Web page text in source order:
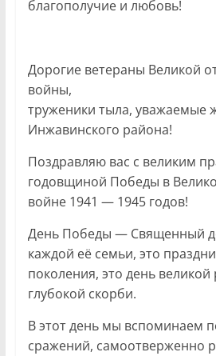
благополучие и любовь!
Дорогие ветераны Великой
войны,
труженики тыла, уважаемые
Инжавинского района!
Поздравляю вас с великим
годовщиной Победы в
войне 1941 — 1945 годов!
День Победы — Священный
каждой её семьи, это
поколения, это день великой
глубокой скорби.
В этот день мы вспоминаем
сражений, самоотверженно